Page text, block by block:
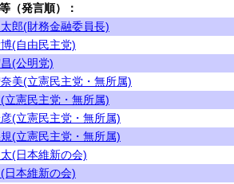
（発言順）：
郎(財務金融委員長)
(自由民主党)
(公明党)
美(立憲民主党・無所属)
立憲民主党・無所属)
(立憲民主党・無所属)
(立憲民主党・無所属)
(日本維新の会)
日本維新の会)